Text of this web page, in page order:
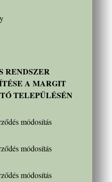
RENDSZER
A MARGIT
TELEPÜLÉSÉN
módosítás
módosítás
módosítás